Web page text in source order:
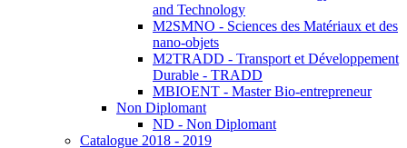
and Technology
M2SMNO - Sciences des Matériaux et des
nano-objets
M2TRADD - Transport et Développement
Durable - TRADD
MBIOENT - Master Bio-entrepreneur
Non Diplomant
ND - Non Diplomant
Catalogue 2018 - 2019